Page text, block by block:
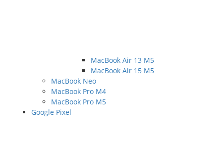
MacBook Air 13 M5
MacBook Air 15 M5
MacBook Neo
MacBook Pro M4
MacBook Pro M5
Google Pixel